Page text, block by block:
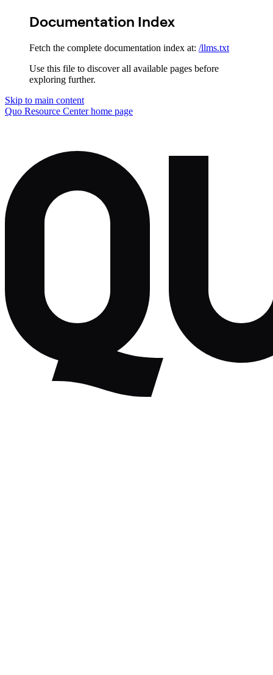
Documentation Index
Fetch the complete documentation index at: /llms.txt
Use this file to discover all available pages before
exploring further.
Skip to main content
Quo Resource Centerhome page